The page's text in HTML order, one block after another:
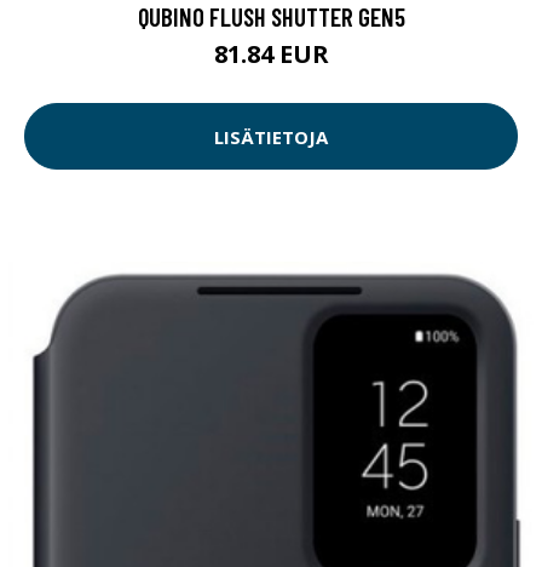
QUBINO FLUSH SHUTTER GEN5
81.84 EUR
LISÄTIETOJA